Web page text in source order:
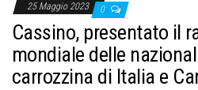
25 Maggio 2023 0
Cassino, presentato il
mondiale delle
carrozzina di Italia e